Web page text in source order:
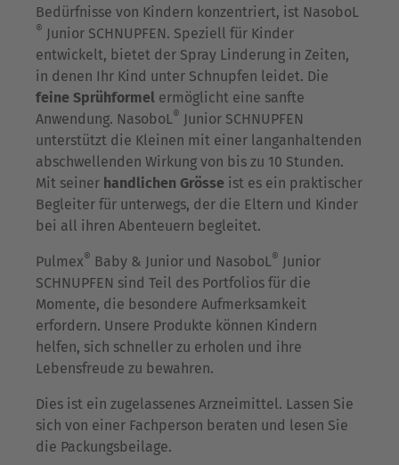
Bedürfnisse von Kindern konzentriert, ist NasoboL
® Junior SCHNUPFEN. Speziell für Kinder
entwickelt, bietet der Spray Linderung in Zeiten,
in denen Ihr Kind unter Schnupfen leidet. Die
feine Sprühformel ermöglicht eine sanfte
Anwendung. NasoboL® Junior SCHNUPFEN
unterstützt die Kleinen mit einer langanhaltenden
abschwellenden Wirkung von bis zu 10 Stunden.
Mit seiner handlichen Grösse ist es ein praktischer
Begleiter für unterwegs, der die Eltern und Kinder
bei all ihren Abenteuern begleitet.
Pulmex® Baby & Junior und NasoboL® Junior
SCHNUPFEN sind Teil des Portfolios für die
Momente, die besondere Aufmerksamkeit
erfordern. Unsere Produkte können Kindern
helfen, sich schneller zu erholen und ihre
Lebensfreude zu bewahren.
Dies ist ein zugelassenes Arzneimittel. Lassen Sie
sich von einer Fachperson beraten und lesen Sie
die Packungsbeilage.